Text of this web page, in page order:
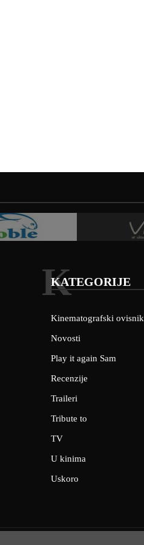
KATEGORIJE
K
Kinematografski ovisnik
Novosti
Play it again Sam
Recenzije
Traileri
Tribute to
TV
U kinima
Uskoro